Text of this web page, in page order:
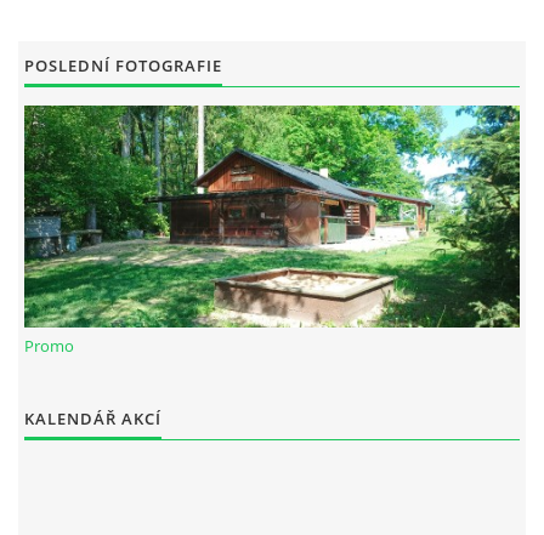
POSLEDNÍ FOTOGRAFIE
Promo
KALENDÁŘ AKCÍ